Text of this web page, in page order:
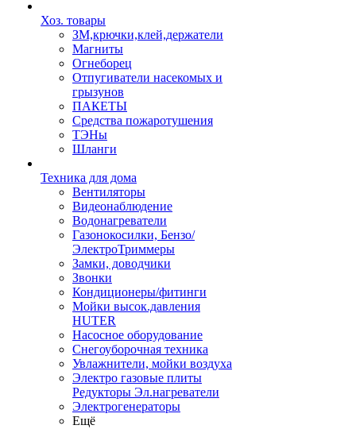
Хоз. товары
ЗМ,крючки,клей,держатели
Магниты
Огнеборец
Отпугиватели насекомых и
грызунов
ПАКЕТЫ
Средства пожаротушения
ТЭНы
Шланги
Техника для дома
Вентиляторы
Видеонаблюдение
Водонагреватели
Газонокосилки, Бензо/
ЭлектроТриммеры
Замки, доводчики
Звонки
Кондиционеры/фитинги
Мойки высок.давления
HUTER
Насосное оборудование
Снегоуборочная техника
Увлажнители, мойки воздуха
Электро газовые плиты
Редукторы Эл.нагреватели
Электрогенераторы
Ещё